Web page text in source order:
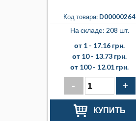
Код товара: D00000264
На складе: 208 шт.
от 1 - 17.16 грн.
от 10 - 13.73 грн.
от 100 - 12.01 грн.
- +
КУПИТЬ